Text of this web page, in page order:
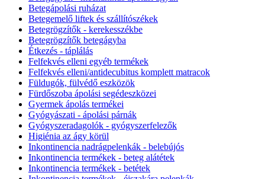
Betegápolási ruházat
Betegemelő liftek és szállítószékek
Betegrögzítők - kerekesszékbe
Betegrögzítők betegágyba
Étkezés - táplálás
Felfekvés elleni egyéb termékek
Felfekvés elleni/antidecubitus komplett matracok
Füldugók, fülvédő eszközök
Fürdőszoba ápolási segédeszközei
Gyermek ápolás termékei
Gyógyászati - ápolási párnák
Gyógyszeradagolók - gyógyszerfelezők
Higiénia az ágy körül
Inkontinencia nadrágpelenkák - belebújós
Inkontinencia termékek - beteg alátétek
Inkontinencia termékek - betétek